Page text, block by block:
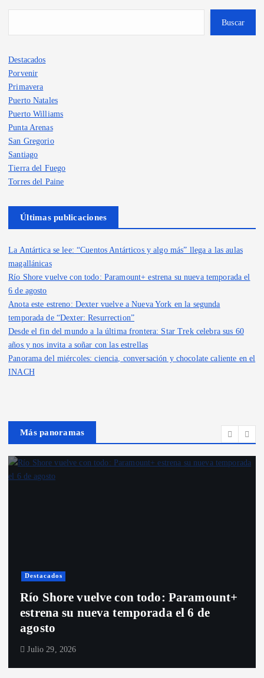
Buscar
Destacados
Porvenir
Primavera
Puerto Natales
Puerto Williams
Punta Arenas
San Gregorio
Santiago
Tierra del Fuego
Torres del Paine
Últimas publicaciones
La Antártica se lee: “Cuentos Antárticos y algo más” llega a las aulas
magallánicas
Río Shore vuelve con todo: Paramount+ estrena su nueva temporada el
6 de agosto
Anota este estreno: Dexter vuelve a Nueva York en la segunda
temporada de “Dexter: Resurrection”
Desde el fin del mundo a la última frontera: Star Trek celebra sus 60
años y nos invita a soñar con las estrellas
Panorama del miércoles: ciencia, conversación y chocolate caliente en el
INACH
Más panoramas
con todo: Paramount+
temporada el 6 de
Anota este
Nueva York